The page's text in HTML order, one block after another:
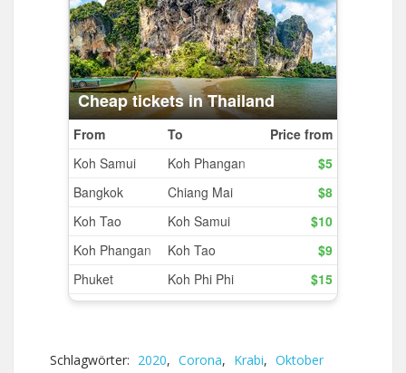
Schlagwörter: 2020, Corona, Krabi, Oktober